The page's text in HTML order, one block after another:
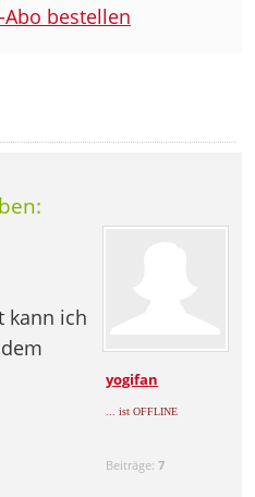
bestellen
yogifan
... ist OFFLINE
Beiträge:7
kann ich